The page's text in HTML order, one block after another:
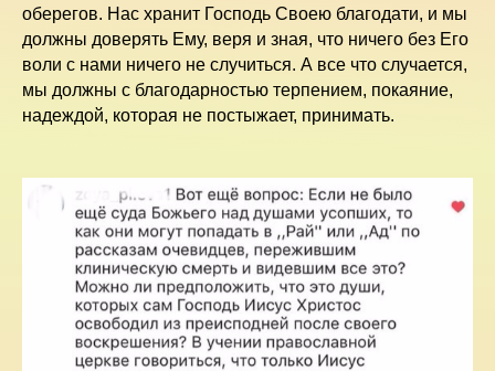
оберегов. Нас хранит Господь Своею благодати, и мы
должны доверять Ему, веря и зная, что ничего без Его
воли с нами ничего не случиться. А все что случается,
мы должны с благодарностью терпением, покаяние,
надеждой, которая не постыжает, принимать.